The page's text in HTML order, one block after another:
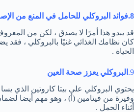
8.فوائد البروكلي للحامل في المنع من الإصابة بالسرطان
قد يبدو هذا أمرًا لا يصدق ، لكن من
كان نظامك الغذائي غنيًا بالبروكلي ،
الحياة .
9. البروكلي يعزز صحة العين
يحتوي البروكلي علي بيتا كاروتين الذي
وفيرة من فيتامين (أ) ، وهو مهم أيضا
أثناء الحمل .